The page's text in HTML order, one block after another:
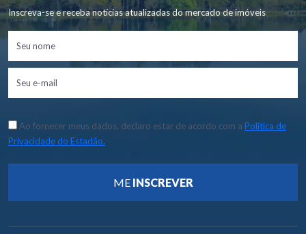
Inscreva-se e receba notícias atualizadas do mercado de imóveis
Ao fornecer meus dados, declaro estar de acordo com a Política de
Privacidade do Estadão.
ME INSCREVER